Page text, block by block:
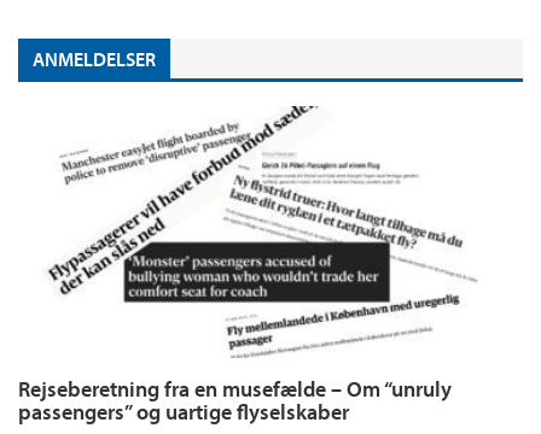
ANMELDELSER
Rejseberetning fra en musefælde – Om “unruly
passengers” og uartige flyselskaber